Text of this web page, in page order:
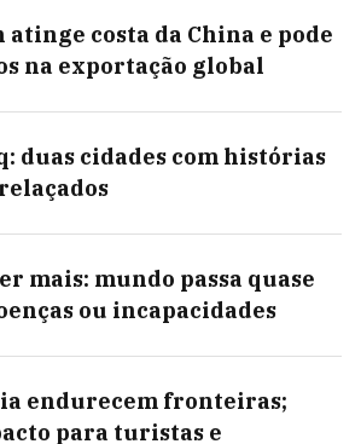
costa da China e pode
na exportação global
duas cidades com histórias
mais: mundo passa quase
ou incapacidades
endurecem fronteiras;
para turistas e